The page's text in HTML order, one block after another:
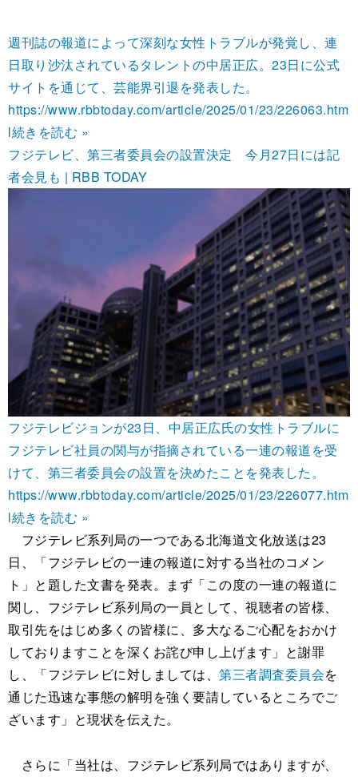
週刊誌の報道によって深刻な女性トラブルが発覚し、連
日取り沙汰されているタレントの中居正広。23日に公式
サイトを通じて、芸能界引退を発表した。
https://www.rbbtoday.com/article/2025/01/23/226063.htm
l続きを読む »
フジテレビ、第三者委員会の設置決定 今月27日には記
者会見も | RBB TODAY
フジテレビジョンが23日、中居正広氏の女性トラブルに
フジテレビ社員の関与が指摘されている一連の報道を受
けて、第三者委員会の設置を決めたことを発表した。
https://www.rbbtoday.com/article/2025/01/23/226077.htm
l続きを読む »
フジテレビ系列局の一つである北海道文化放送は23
日、「フジテレビの一連の報道に対する当社のコメン
ト」と題した文書を発表。まず「この度の一連の報道に
関し、フジテレビ系列局の一員として、視聴者の皆様、
取引先をはじめ多くの皆様に、多大なるご心配をおかけ
しておりますことを深くお詫び申し上げます」と謝罪
し、「フジテレビに対しましては、 第三者調査委員会を
通じた迅速な事態の解明を強く要請しているところでご
ざいます」と現状を伝えた。
さらに「当社は、フジテレビ系列局ではありますが、